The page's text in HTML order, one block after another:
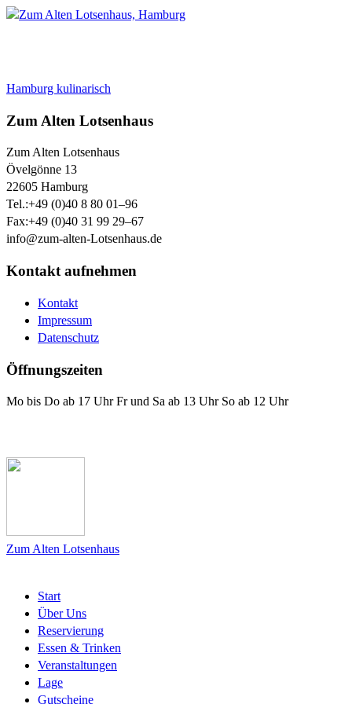
Hamburg kulinarisch
Zum Alten Lotsenhaus
Zum Alten Lotsenhaus
Övelgönne 13
22605 Hamburg
Tel.:+49 (0)40 8 80 01–96
Fax:+49 (0)40 31 99 29–67
info@zum-alten-Lotsenhaus.de
Kontakt aufnehmen
Kontakt
Impressum
Datenschutz
Öffnungszeiten
Mo bis Do ab 17 Uhr Fr und Sa ab 13 Uhr So ab 12 Uhr
Zum Alten Lotsenhaus
Start
Über Uns
Reservierung
Essen & Trinken
Veranstaltungen
Lage
Gutscheine